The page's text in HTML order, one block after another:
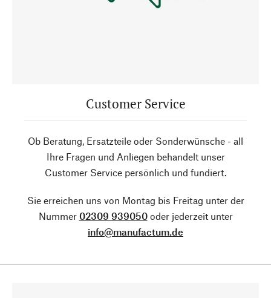
Customer Service
Ob Beratung, Ersatzteile oder Sonderwünsche - all
Ihre Fragen und Anliegen behandelt unser
Customer Service persönlich und fundiert.
Sie erreichen uns von Montag bis Freitag unter der
Nummer 02309 939050oder jederzeit unter
info@manufactum.de